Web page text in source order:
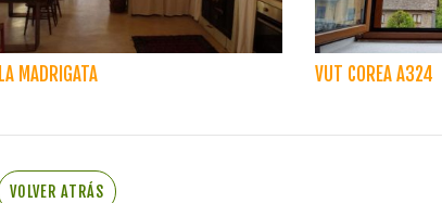
LA MADRIGATA VUT COREA A324
VOLVER ATRÁS